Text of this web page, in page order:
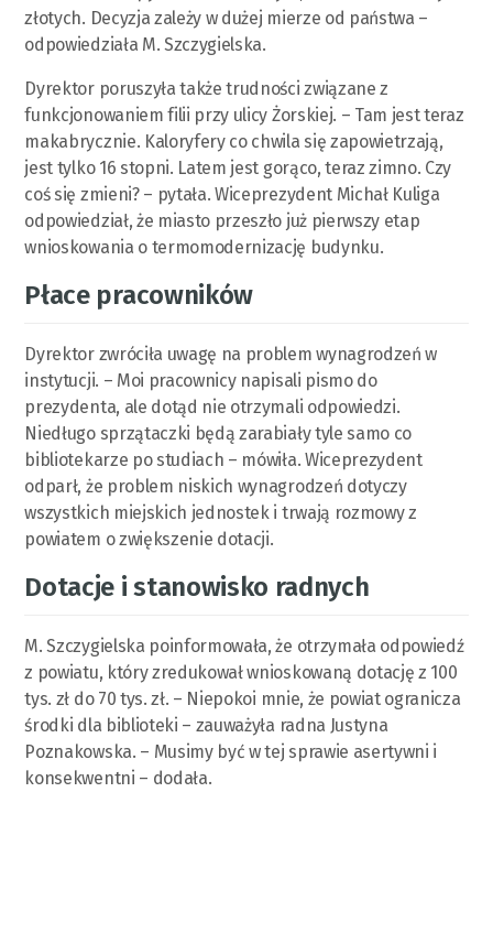
złotych. Decyzja zależy w dużej mierze od państwa –
odpowiedziała M. Szczygielska.
Dyrektor poruszyła także trudności związane z
funkcjonowaniem filii przy ulicy Żorskiej. – Tam jest teraz
makabrycznie. Kaloryfery co chwila się zapowietrzają,
jest tylko 16 stopni. Latem jest gorąco, teraz zimno. Czy
coś się zmieni? – pytała. Wiceprezydent Michał Kuliga
odpowiedział, że miasto przeszło już pierwszy etap
wnioskowania o termomodernizację budynku.
Płace pracowników
Dyrektor zwróciła uwagę na problem wynagrodzeń w
instytucji. – Moi pracownicy napisali pismo do
prezydenta, ale dotąd nie otrzymali odpowiedzi.
Niedługo sprzątaczki będą zarabiały tyle samo co
bibliotekarze po studiach – mówiła. Wiceprezydent
odparł, że problem niskich wynagrodzeń dotyczy
wszystkich miejskich jednostek i trwają rozmowy z
powiatem o zwiększenie dotacji.
Dotacje i stanowisko radnych
M. Szczygielska poinformowała, że otrzymała odpowiedź
z powiatu, który zredukował wnioskowaną dotację z 100
tys. zł do 70 tys. zł. – Niepokoi mnie, że powiat ogranicza
środki dla biblioteki – zauważyła radna Justyna
Poznakowska. – Musimy być w tej sprawie asertywni i
konsekwentni – dodała.